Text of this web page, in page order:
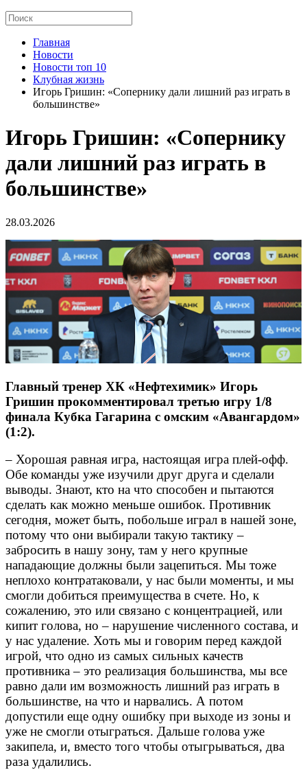
Главная
Новости
Новости топ 10
Клубная жизнь
Игорь Гришин: «Сопернику дали лишний раз играть в
большинстве»
Игорь Гришин: «Сопернику
дали лишний раз играть в
большинстве»
28.03.2026
Главный тренер ХК «Нефтехимик» Игорь
Гришин прокомментировал третью игру 1/8
финала Кубка Гагарина с омским «Авангардом»
(1:2).
– Хорошая равная игра, настоящая игра плей-офф.
Обе команды уже изучили друг друга и сделали
выводы. Знают, кто на что способен и пытаются
сделать как можно меньше ошибок. Противник
сегодня, может быть, побольше играл в нашей зоне,
потому что они выбирали такую тактику –
забросить в нашу зону, там у него крупные
нападающие должны были зацепиться. Мы тоже
неплохо контратаковали, у нас были моменты, и мы
смогли добиться преимущества в счете. Но, к
сожалению, это или связано с концентрацией, или
кипит голова, но – нарушение численного состава, и
у нас удаление. Хоть мы и говорим перед каждой
игрой, что одно из самых сильных качеств
противника – это реализация большинства, мы все
равно дали им возможность лишний раз играть в
большинстве, на что и нарвались. А потом
допустили еще одну ошибку при выходе из зоны и
уже не смогли отыграться. Дальше голова уже
закипела, и, вместо того чтобы отыгрываться, два
раза удалились.